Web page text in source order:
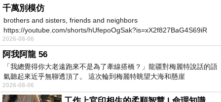
千萬別模仿
brothers and sisters, friends and neighbors
https://youtube.com/shorts/hUfepoOgSak?is=xX2f827BaG4S69iR
https
2026-08-06
阿我阿龍 56
「我總覺得你大老遠跑來不是為了牽線搭橋？」龍疆對梅麗特說話的語
氣聽起來近乎無聊透頂了。 這次輪到梅麗特眺望大海和懸崖
2026-08-06